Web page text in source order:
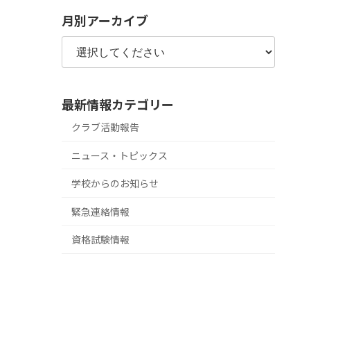
月別アーカイブ
最新情報カテゴリー
クラブ活動報告
ニュース・トピックス
学校からのお知らせ
緊急連絡情報
資格試験情報